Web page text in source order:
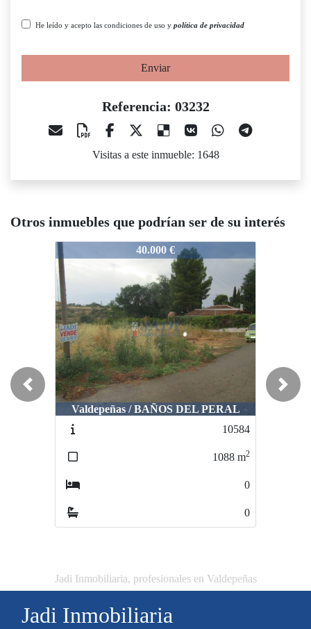
He leído y acepto las condiciones de uso y política de privacidad
Enviar
Referencia: 03232
Visitas a este inmueble: 1648
Otros inmuebles que podrían ser de su interés
03232
40.000 €
Valdepeñas / BAÑOS DEL PERAL
m 2
32.000 €
Valdepeñas / AVENIDA 1 DE JULIO
Previous Next
Jadi Inmobiliaria, profesionales en Valdepeñas
Jadi Inmobiliaria